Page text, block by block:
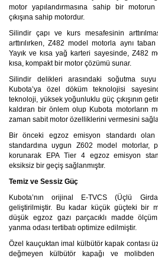
motor yapılandırmasına sahip bir
çıkışına sahip motordur.
Silindir çapı ve kurs mesafesinin
arttırılırken, Z482 model motorla aynı taban
Yayık ve kısa yağ karteri sayesinde, Z482
kısa, kompakt bir motor çözümü sunar.
Silindir delikleri arasındaki soğutma suyu
Kubota’ya özel döküm teknolojisi
teknoloji, yüksek yoğunluklu güç çıkışının
kaldıran bir önlem olup Kubota motorların
zaman sabit motor özelliklerini vermesini
Bir önceki egzoz emisyon standardı
standardına uygun Z602 model motorlar,
korunarak EPA Tier 4 egzoz emisyon
eksiksiz bir geçiş sağlanmıştır.
Temiz ve Sessiz Güç
Kubota’nın orijinal E-TVCS (Üçlü
geliştirilmiştir. Bu kadar küçük güçteki bir
düşük egzoz gazı parçacıklı madde
yanma odası tertibatı optimize edilmiştir.
Özel kauçuktan imal külbütör kapak contası
değmeyen külbütör kapağı ve